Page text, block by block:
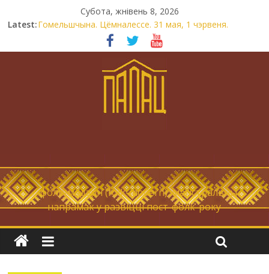
Субота, жнівень 8, 2026
Latest:Гомельшчына. Цёмналессе. 31 мая, 1 чэрвеня.
Нічога не дарэмна. Невыносна балюча нараджаецца
беларуская палітычная нацыя.
Запрашаем у інтравертнасць
… фолк-мадэрн (folk-modern), магістральны
напрамак у развіцці пост-фолк-року